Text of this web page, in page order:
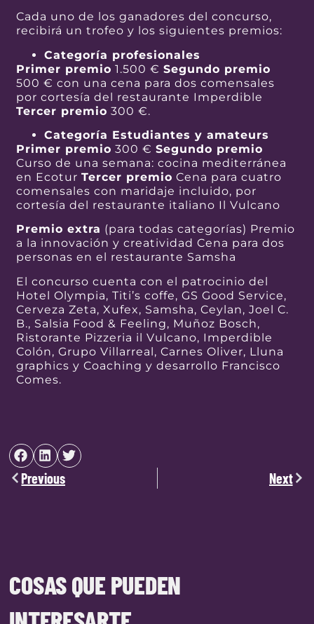
Cada uno de los ganadores del concurso,
recibirá un trofeo y los siguientes premios:
Categoría profesionales
Primer premio 1.500 €Segundo premio
500 € con una cena para dos comensales
por cortesía del restaurante Imperdible
Tercer premio 300 €.
Categoría Estudiantes y amateurs
Primer premio 300 €Segundo premio
Curso de una semana: cocina mediterránea
en EcoturTercer premio Cena para cuatro
comensales con maridaje incluido, por
cortesía del restaurante italiano Il Vulcano
Premio extra (para todas categorías) Premio
a la innovación y creatividad Cena para dos
personas en el restaurante Samsha
El concurso cuenta con el patrocinio del
Hotel Olympia, Titi’s coffe, GS Good Service,
Cerveza Zeta, Xufex, Samsha, Ceylan, Joel C.
B., Salsia Food & Feeling, Muñoz Bosch,
Ristorante Pizzeria il Vulcano, Imperdible
Colón, Grupo Villarreal, Carnes Oliver, Lluna
graphics y Coaching y desarrollo Francisco
Comes.
Previous Next
COSAS QUE PUEDEN